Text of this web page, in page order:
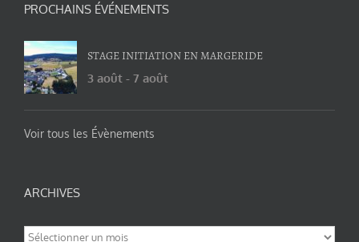
PROCHAINS ÉVÉNEMENTS
STAGE INITIATION EN MARGERIDE
3 août - 7 août
Voir tous les Évènements
ARCHIVES
Archives